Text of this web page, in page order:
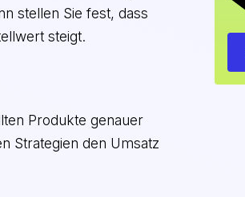
stellen Sie fest, dass
steigt.
Produkte genauer
Strategien den Umsatz